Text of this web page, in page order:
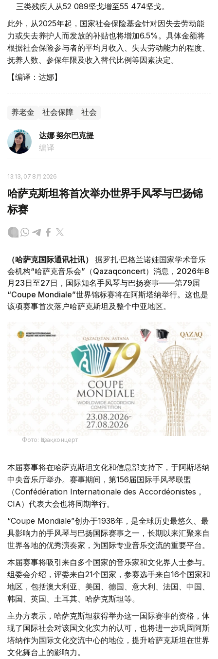
三类残疾人从52 089坚戈增至55 474坚戈。
此外，从2025年起，国家社会保险基金针对因失去劳动能
力或失去养护人而发放的补贴也将增加6.5%。具体金额将
根据社会保险参与者的平均月收入、失去劳动能力的程度、
抚养人数、参保年限及收入替代比例等因素决定。
【编译：达娜】
养老金 社会保障 社会
达娜 努尔巴克提
编译
13:13, 07 8月 2026
哈萨克斯坦将首次举办世界手风琴与巴扬锦
标赛
（哈萨克国际通讯社讯）
据罗扎·巴格兰诺娃国家学术音乐
会机构“哈萨克音乐会”（Qazaqconcert）消息，2026年8
月23日至27日，国际知名手风琴与巴扬赛事——第79届
“Coupe Mondiale”世界锦标赛将在阿斯塔纳举行。这也是
该项赛事首次落户哈萨克斯坦及整个中亚地区。
Фото: Қазақконцерт
本届赛事将在哈萨克斯坦文化和信息部支持下，于阿斯塔纳
中央音乐厅举办。赛事期间，第156届国际手风琴联盟
（Confédération Internationale des Accordéonistes，
CIA）代表大会也将同期举行。
“Coupe Mondiale”创办于1938年，是全球历史最悠久、最
具影响力的手风琴与巴扬国际赛事之一，长期以来汇聚来自
世界各地的优秀演奏家，为国际专业音乐交流的重要平台。
本届赛事将吸引来自多个国家的音乐家和文化界人士参与。
组委会介绍，评委来自21个国家，参赛选手来自16个国家和
地区，包括澳大利亚、美国、德国、意大利、法国、中国、
韩国、英国、土耳其、哈萨克斯坦等。
主办方表示，哈萨克斯坦获得举办这一国际赛事的资格，体
现了国际社会对该国文化实力的认可，也将进一步巩固阿斯
塔纳作为国际文化交流中心的地位，提升哈萨克斯坦在世界
文化舞台上的影响力。